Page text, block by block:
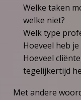
Welke taken
welke niet?
Welk type
Hoeveel heb
Hoeveel
tegelijkertijd
Met andere